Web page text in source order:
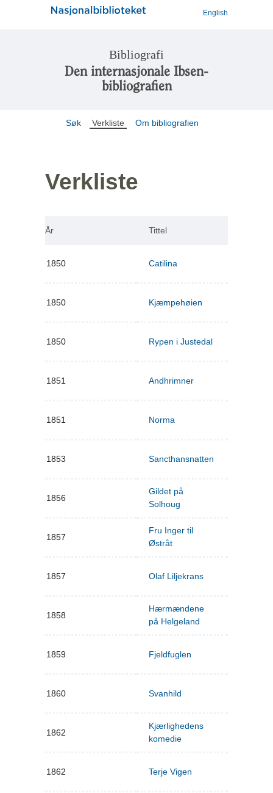
English
Bibliografi
Den internasjonale Ibsen-
bibliografien
Søk Verkliste Om bibliografien
Verkliste
År Tittel
1850 Catilina
1850 Kjæmpehøien
1850 Rypen i Justedal
1851 Andhrimner
1851 Norma
1853 Sancthansnatten
1856
Gildet på
Solhoug
1857
Fru Inger til
Østråt
1857 Olaf Liljekrans
1858
Hærmændene
på Helgeland
1859 Fjeldfuglen
1860 Svanhild
1862
Kjærlighedens
komedie
1862 Terje Vigen